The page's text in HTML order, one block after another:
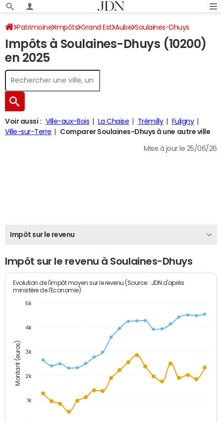
Patrimoine Impôts Grand Est Aube Soulaines-Dhuys
Impôt sur le revenu
Impôts à Soulaines-Dhuys (10200)
en 2025
Voir aussi : Ville-aux-Bois La Chaise Trémilly
Fuligny
Ville-sur-Terre
Comparer Soulaines-Dhuys à une autre ville
Mise à jour le 25/06/26
Impôt sur le revenu
Impôt sur le revenu à Soulaines-Dhuys
Montant (euros)
Evolution de l'impôt moyen sur le revenu (Source : JDN d'après
ministère de l'Economie)
1k
2k
3k
4k
5k